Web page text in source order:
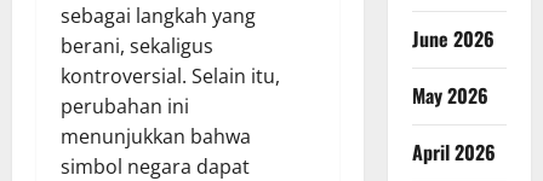
sebagai langkah yang
berani, sekaligus
kontroversial. Selain itu,
perubahan ini
menunjukkan bahwa
simbol negara dapat
June 2026
May 2026
April 2026